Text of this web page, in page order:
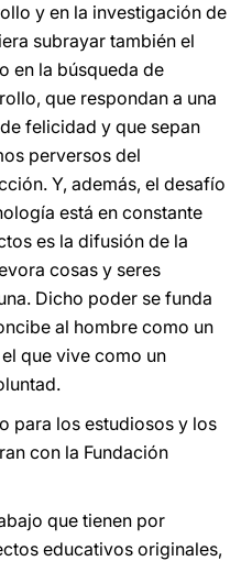
y en la investigación de
subrayar también el
en la búsqueda de
que respondan a una
felicidad y que sepan
perversos del
Y, además, el desafío
está en constante
es la difusión de la
cosas y seres
Dicho poder se funda
al hombre como un
que vive como un
para los estudiosos y los
con la Fundación
que tienen por
educativos originales,